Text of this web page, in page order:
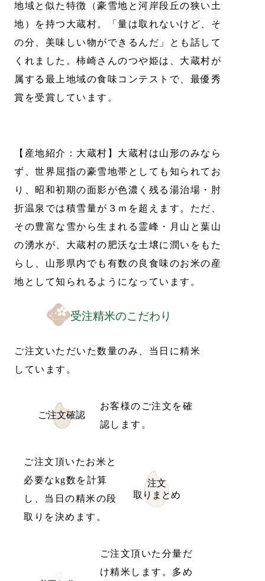
地域と似た特徴（豪雪地と河岸段丘の狭い土
地）を持つ大蔵村。「量は取れないけど、そ
の分、美味しい物ができるんだ」とも話して
くれました。柿崎さんのつや姫は、大蔵村が
属する最上地域の食味コンテストで、最優秀
賞を受賞しています。
【産地紹介：大蔵村】大蔵村は山形のみなら
ず、世界屈指の豪雪地帯としても知られてお
り、昭和初期の面影が色濃く残る湯治場・肘
折温泉では積雪量が３ｍを超えます。ただ、
その豊富な雪から生まれる霊峰・月山と葉山
の湧水が、大蔵村の肥沃な土壌に潤いをもた
らし、山形県内でも有数の良食味のお米の産
地として知られるようになっています。
受注精米のこだわり
ご注文いただいた数量のみ、当日に精米
しています。
ご注文確認
お客様のご注文を確
認します。
ご注文頂いたお米と
必要なkg数を計算
し、当日の精米の段
取りを決めます。
注文
取りまとめ
ご注文頂いた分量だ
け精米します。多め